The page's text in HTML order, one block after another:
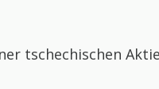
tschechischen